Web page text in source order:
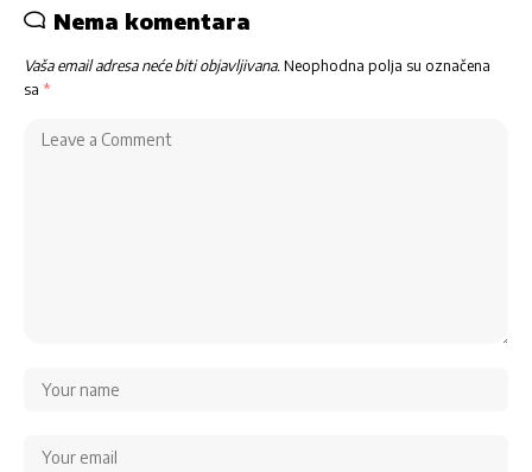
Nema komentara
Vaša email adresa neće biti objavljivana. Neophodna polja su označena
sa *